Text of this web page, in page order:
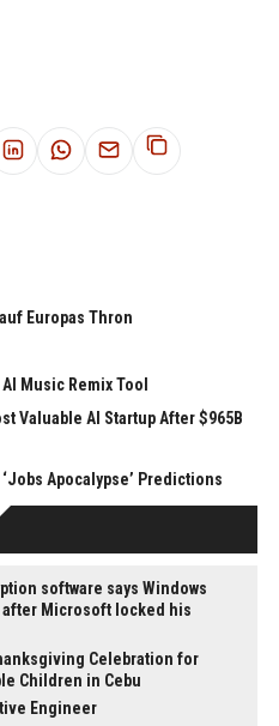
Europas Thron
Music Remix Tool
Valuable AI Startup After $965B
Apocalypse’ Predictions
software says Windows
Microsoft locked his
Celebration for
Children in Cebu
Engineer